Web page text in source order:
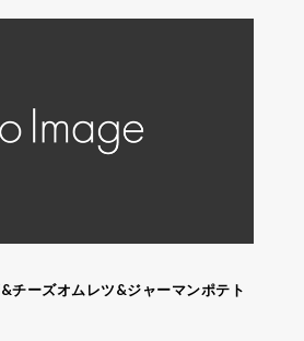
チーズオムレツ&ジャーマンポテト